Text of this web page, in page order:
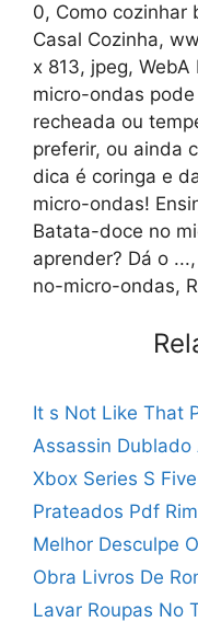
0, Como
Casal Cozinha,
x 813, jpeg,
micro-ondas
recheada ou
preferir, ou ainda
dica é coringa e
micro-ondas!
Batata-doce no
aprender? Dá o
no-micro-ondas,
It s Not Like That
Assassin Dublado
Xbox Series S
Prateados Pdf
Melhor Desculpe
Obra Livros De
Lavar Roupas No